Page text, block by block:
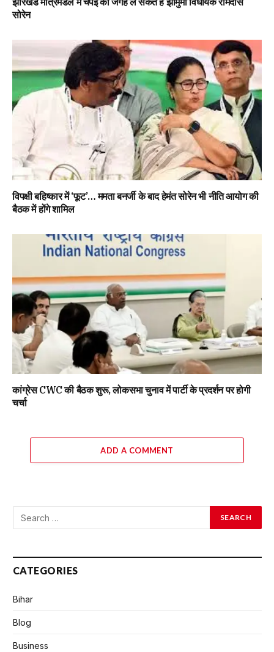
सोरेन
विपक्षी बहिष्कार में ‘फूट’… ममता बनर्जी के बाद हेमंत सोरेन भी नीति आयोग की
बैठक में होंगे शामिल
कांग्रेस CWC की बैठक शुरू, लोकसभा चुनाव में पार्टी के प्रदर्शन पर होगी
चर्चा
ADD A COMMENT
CATEGORIES
Bihar
Blog
Business